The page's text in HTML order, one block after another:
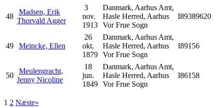
48
Madsen, Erik
Thorvald Agger
3
nov.
1913
Danmark, Aarhus Amt,
Hasle Herred, Aarhus
Vor Frue Sogn
I89389620
49 Meincke, Ellen
26
okt.
1879
Danmark, Aarhus Amt,
Hasle Herred, Aarhus
Vor Frue Sogn
I89156
50
Meulengracht,
Jenny Nicoline
18
jun.
1849
Danmark, Aarhus Amt,
Hasle Herred, Aarhus
Vor Frue Sogn
I86158
1 2 Næste»